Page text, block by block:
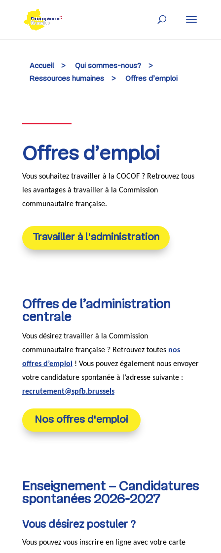
content
Accueil > Qui sommes-nous?
>
Ressources humaines
> Offres d’emploi
Offres d’emploi
Vous souhaitez travailler à la COCOF ? Retrouvez tous
les avantages à travailler à la Commission
communautaire française.
Travailler à l'administration
Offres de l’administration
centrale
Vous désirez travailler à la Commission
communautaire française ? Retrouvez toutes nos
offres d’emploi! Vous pouvez également nous envoyer
votre candidature spontanée à l’adresse suivante :
recrutement@spfb.brussels
Nos offres d'emploi
Enseignement – Candidatures
spontanées 2026-2027
Vous désirez postuler ?
Vous pouvez vous inscrire en ligne avec votre carte